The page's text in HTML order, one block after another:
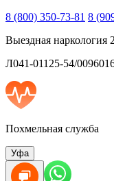
8 (800) 350-73-81 8
Выездная наркология
Л041-01125-54/
Похмельная служба
Уфа